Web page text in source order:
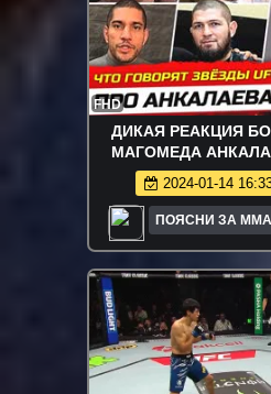
FHD
ДИКАЯ РЕАКЦИЯ
МАГОМЕДА
БОЙЦЫ UFC ПРО
НОВОСТИ
2024-01-14
ПОЯСНИ ЗА ММА |